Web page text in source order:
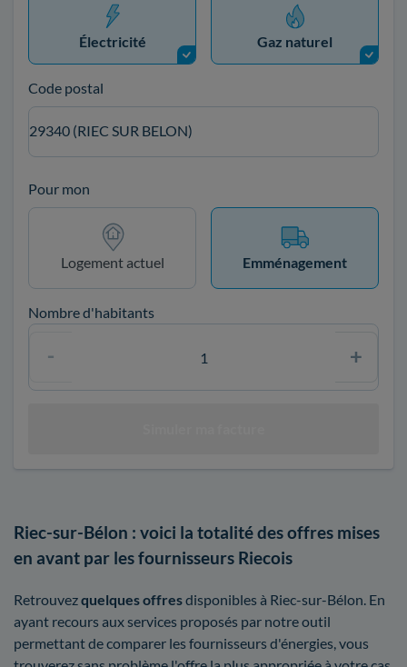
Électricité Gaz naturel
Code postal
29340 (RIEC SUR BELON)
Pour mon
Logement actuel Emménagement
Nombre d'habitants
Riec-sur-Bélon : voici la totalité des offres mises
en avant par les fournisseurs Riecois
Retrouvezquelques offresdisponibles à Riec-sur-Bélon. En
ayant recours aux services proposés par notre outil
permettant de comparer les fournisseurs d'énergies, vous